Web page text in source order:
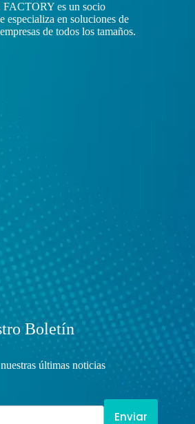
es un socio
especializa en soluciones de
de todos los tamaños.
Boletín
últimas noticias
Enviar